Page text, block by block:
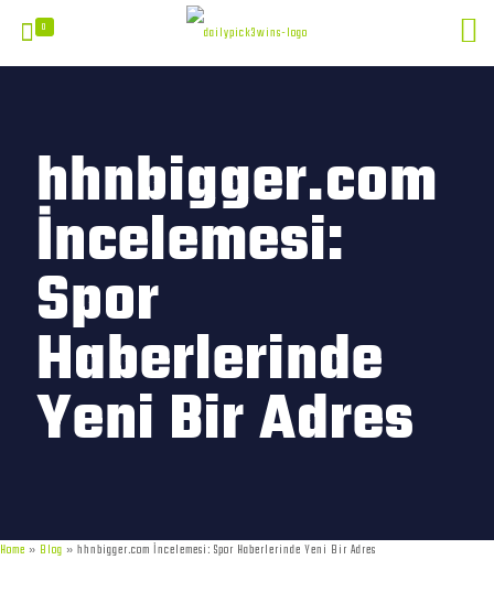
0
hhnbigger.com
İncelemesi:
Spor
Haberlerinde
Yeni Bir Adres
Home » Blog » hhnbigger.com İncelemesi: Spor Haberlerinde Yeni Bir Adres